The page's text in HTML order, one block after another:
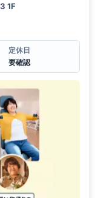
1F
定休日
要確認